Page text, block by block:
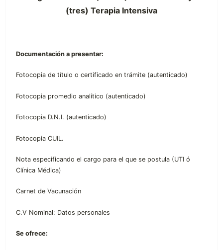
(tres) Terapia Intensiva
Documentación a presentar:
Fotocopia de título o certificado en trámite (autenticado)
Fotocopia promedio analítico (autenticado)
Fotocopia D.N.I. (autenticado)
Fotocopia CUIL.
Nota especificando el cargo para el que se postula (UTI ó
Clínica Médica)
Carnet de Vacunación
C.V Nominal: Datos personales
Se ofrece: